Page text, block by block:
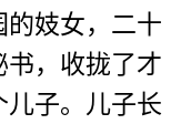
的妓女，二十
书，收拢了才
子。儿子长